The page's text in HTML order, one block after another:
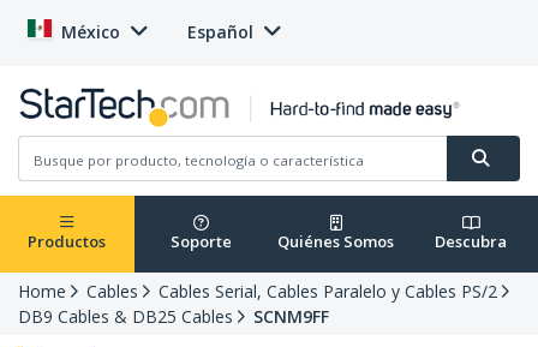
México Español
Productos Soporte Quiénes Somos Descubra
Home Cables
Cables Serial, Cables Paralelo y Cables PS/2
DB9 Cables & DB25 Cables
SCNM9FF